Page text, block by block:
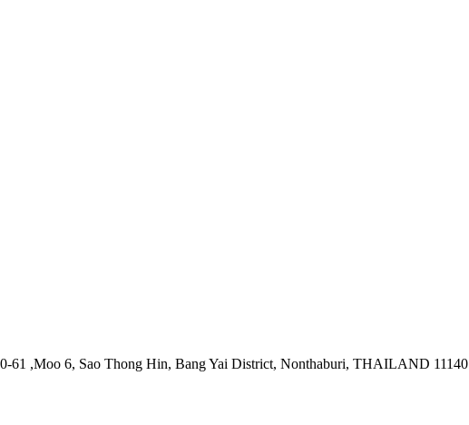
61 ,Moo 6, Sao Thong Hin, Bang Yai District, Nonthaburi, THAILAND 11140